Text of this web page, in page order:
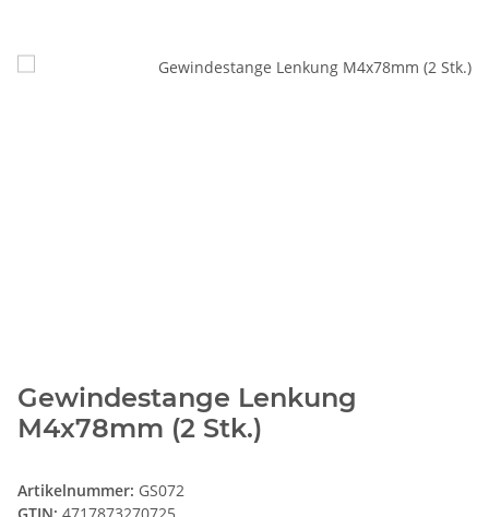
Gewindestange Lenkung
M4x78mm (2 Stk.)
Artikelnummer: GS072